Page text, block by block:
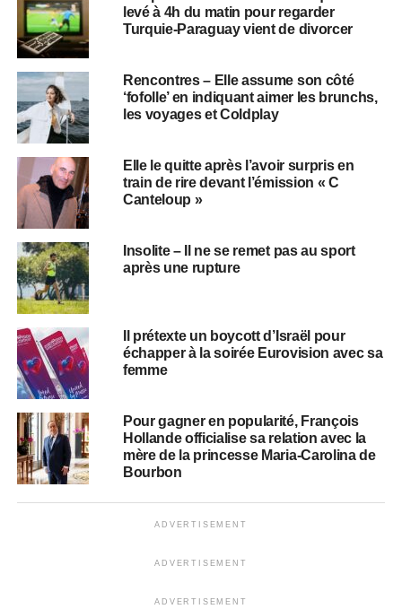
levé à 4h du matin pour regarder
Turquie-Paraguay vient de divorcer
Rencontres – Elle assume son côté
‘fofolle’ en indiquant aimer les brunchs,
les voyages et Coldplay
Elle le quitte après l’avoir surpris en
train de rire devant l’émission « C
Canteloup »
Insolite – Il ne se remet pas au sport
après une rupture
Il prétexte un boycott d’Israël pour
échapper à la soirée Eurovision avec sa
femme
Pour gagner en popularité, François
Hollande officialise sa relation avec la
mère de la princesse Maria-Carolina de
Bourbon
ADVERTISEMENT
ADVERTISEMENT
ADVERTISEMENT